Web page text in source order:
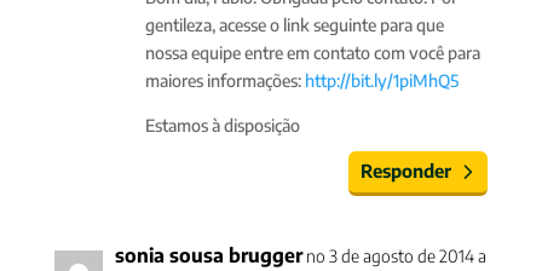
gentileza, acesse o link seguinte para que
nossa equipe entre em contato com você para
maiores informações: http://bit.ly/1piMhQ5
Estamos à disposição
Responder
sonia sousa brugger no 3 de agosto de 2014 a